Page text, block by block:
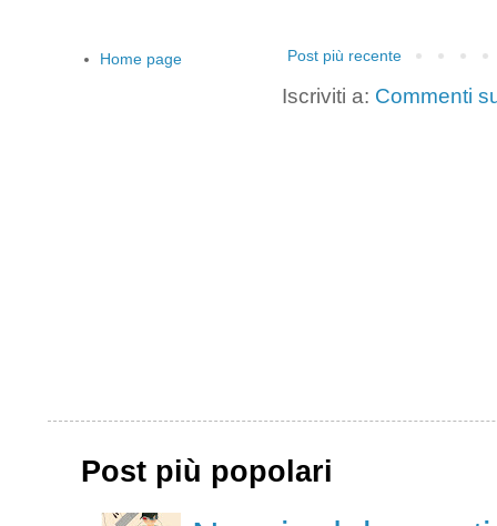
Post più recente
Iscriviti a: Commenti
Home page
Post più popolari